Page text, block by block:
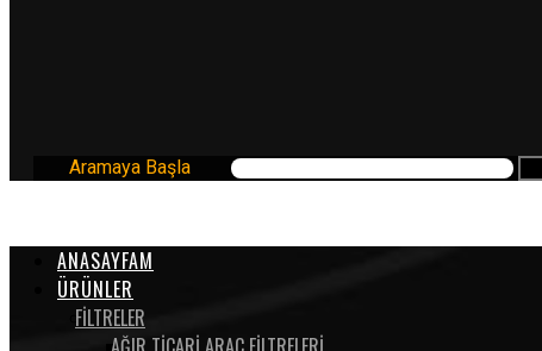
Aramaya Başla
ANASAYFAM
ÜRÜNLER
FİLTRELER